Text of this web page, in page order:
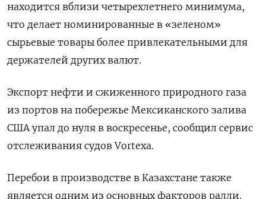
находится вблизи четырехлетнего минимума,
что делает ‍номинированные в «зеленом»
сырьевые товары более привлекательными для
держателей других валют.
Экспорт нефти ‌и сжиженного природного газа
из портов на побережье Мексиканского залива ​
США упал до нуля в воскресенье, сообщил сервис
отслеживания судов Vortexa.
Перебои в производстве в Казахстане также
является одним из основных ⁠факторов ралли.